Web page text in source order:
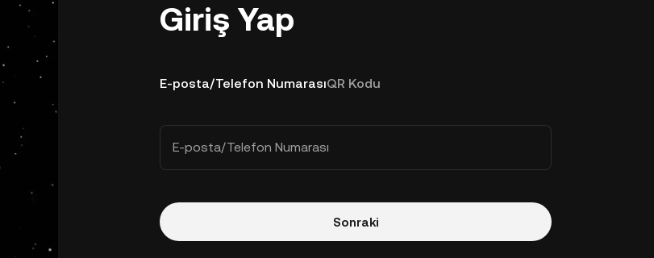
Giriş Yap
E-posta/Telefon NumarasıQR Kodu
E-posta/Telefon Numarası
Sonraki